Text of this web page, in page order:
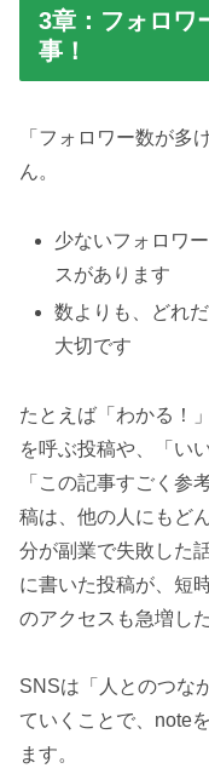
3章：フォロワ
事！
「フォロワー数が多
ん。
少ないフォロワ
スがあります
数よりも、どれ
大切です
たとえば「わかる！
を呼ぶ投稿や、「い
「この記事すごく参
稿は、他の人にもど
分が副業で失敗した
に書いた投稿が、短
のアクセスも急増し
SNSは「人とのつな
ていくことで、note
ます。